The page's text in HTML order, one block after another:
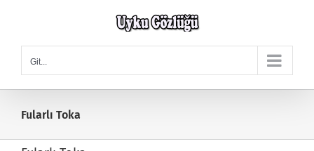
Git...
Fularlı Toka